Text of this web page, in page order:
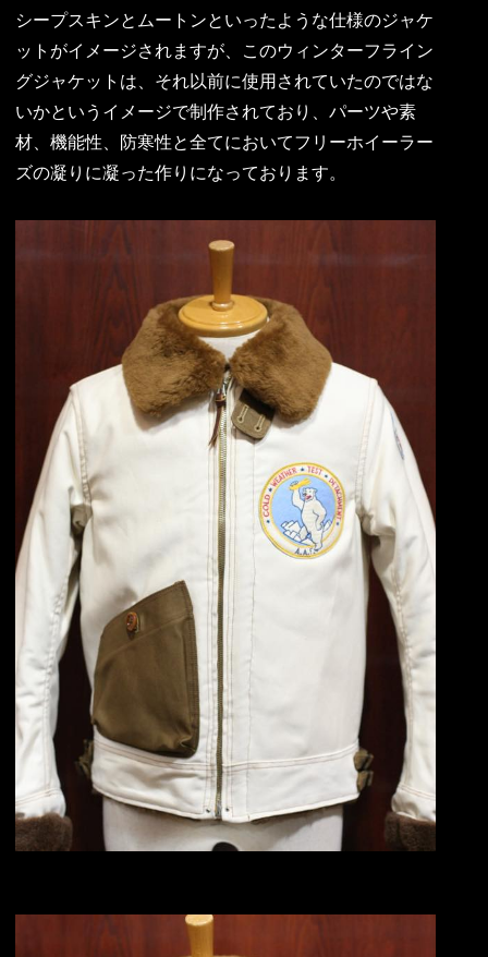
シープスキンとムートンといったような仕様のジャケ
ットがイメージされますが、このウィンターフライン
グジャケットは、それ以前に使用されていたのではな
いかというイメージで制作されており、パーツや素
材、機能性、防寒性と全てにおいてフリーホイーラー
ズの凝りに凝った作りになっております。